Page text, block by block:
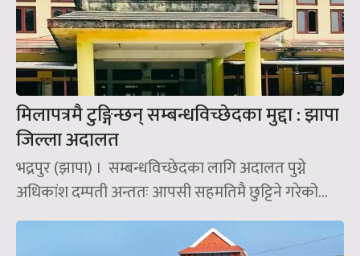
मिलापत्रमै टुङ्गिन्छन् सम्बन्धविच्छेदका मुद्दा : झापा
जिल्ला अदालत
भद्रपुर (झापा) । सम्बन्धविच्छेदका लागि अदालत पुग्ने
अधिकांश दम्पती अन्ततः आपसी सहमतिमै छुट्टिने गरेको...